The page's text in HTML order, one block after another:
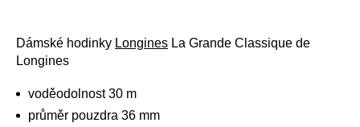
Dámské hodinky Longines La Grande Classique de
Longines
voděodolnost 30 m
průměr pouzdra 36 mm